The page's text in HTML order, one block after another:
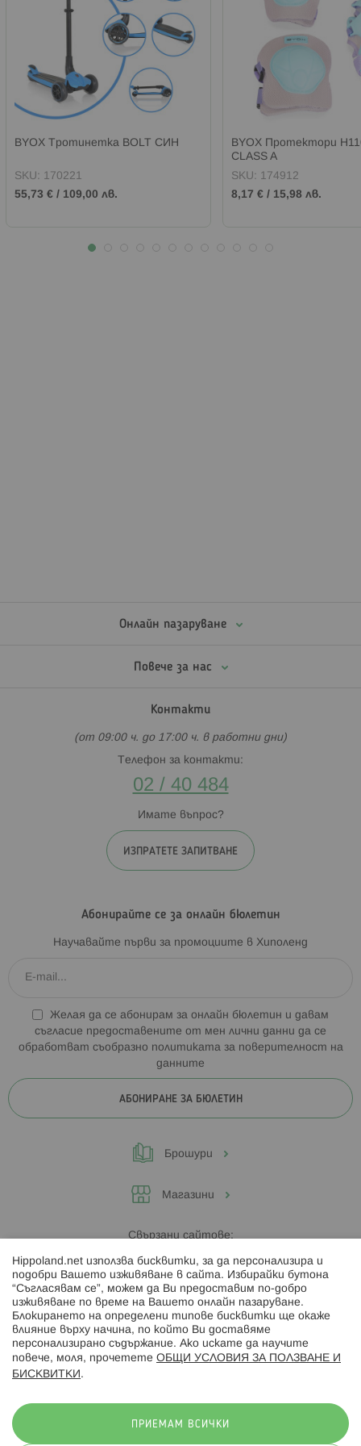
BYOX Тротинетка BOLT СИН
SKU: 170221
55,73 € / 109,00 лв.
BYOX Протектори
CLASS A
SKU: 174912
8,17 € / 15,98 лв.
Онлайн пазаруване
Повече за нас
Контакти
(от 09:00 ч. до 17:00 ч. в работни дни)
Телефон за контакти:
02 / 40 484
Имате въпрос?
ИЗПРАТЕТЕ ЗАПИТВАНЕ
Абонирайте се за онлайн бюлетин
Научавайте първи за промоциите в Хиполенд
Желая да се абонирам за онлайн бюлетин и давам
съгласие предоставените от мен лични данни да се
обработват съобразно политиката за поверителност на
данните
АБОНИРАНЕ ЗА БЮЛЕТИН
Брошури
Магазини
Свързани сайтове:
Hippoland.ro
Последвайте ни:
Hippoland.net използва бисквитки, за да персонализира и
подобри Вашето изживяване в сайта. Избирайки бутона
“Съгласявам се”, можем да Ви предоставим по-добро
изживяване по време на Вашето онлайн пазаруване.
Блокирането на определени типове бисквитки ще окаже
влияние върху начина, по който Ви доставяме
персонализирано съдържание. Ако искате да научите
повече, моля, прочетете ОБЩИ УСЛОВИЯ ЗА ПОЛЗВАНЕ И
БИСКВИТКИ .
ПРИЕМАМ ВСИЧКИ